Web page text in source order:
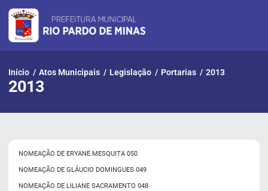
para
conteúdo
Início / Atos Municipais / Legislação / Portarias / 2013
2013
NOMEAÇÃO DE ERYANE MESQUITA 050
NOMEAÇÃO DE GLÁUCIO DOMINGUES 049
NOMEAÇÃO DE LILIANE SACRAMENTO 048